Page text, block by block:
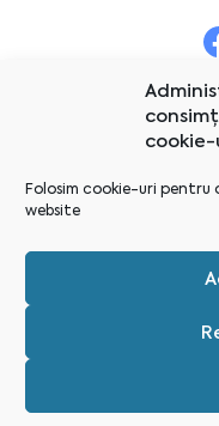
cookie-
Folosim cookie-uri
website